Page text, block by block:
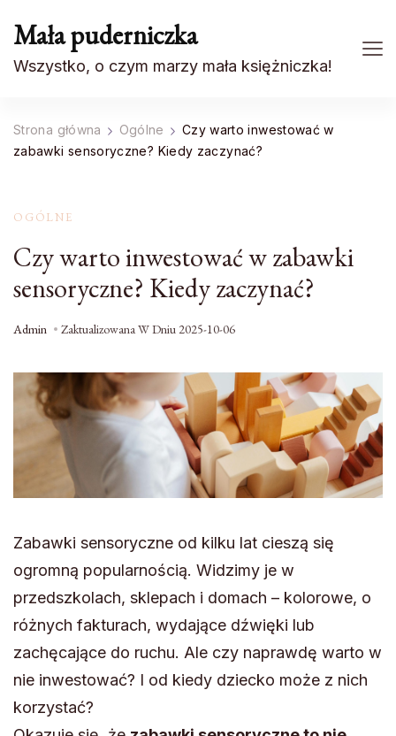
Mała puderniczka
Wszystko, o czym marzy mała księżniczka!
Strona główna Ogólne
Czy warto inwestować w
zabawki sensoryczne? Kiedy zaczynać?
OGÓLNE
Czy warto inwestować w zabawki
sensoryczne? Kiedy zaczynać?
Admin Zaktualizowana W Dniu 2025-10-06
Zabawki sensoryczne od kilku lat cieszą się
ogromną popularnością. Widzimy je w
przedszkolach, sklepach i domach – kolorowe, o
różnych fakturach, wydające dźwięki lub
zachęcające do ruchu. Ale czy naprawdę warto w
nie inwestować? I od kiedy dziecko może z nich
korzystać?